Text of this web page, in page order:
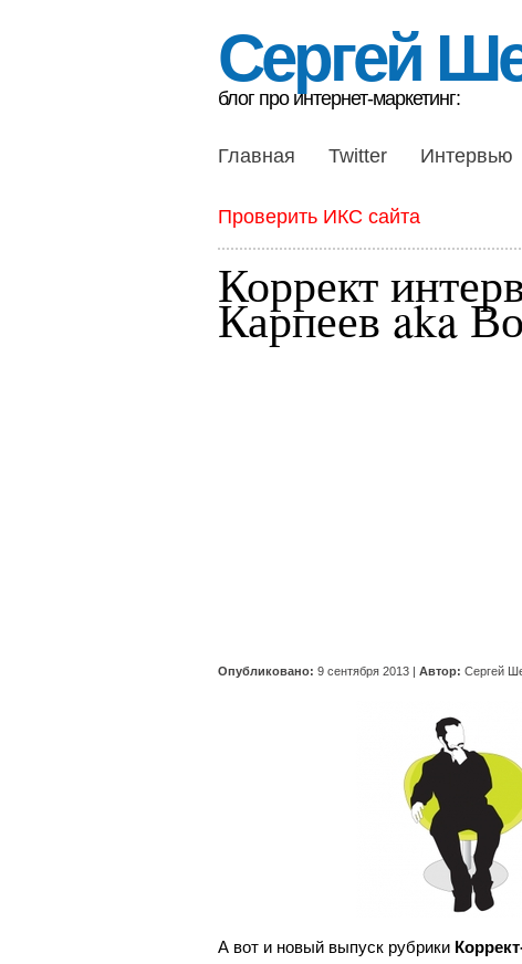
Сергей
блог про интернет-маркетинг:
Главная Twitter Интервью
Проверить ИКС сайта
Коррект
Карпеев aka
Опубликовано: 9 сентября 2013 | Автор: Сергей
А вот и новый выпуск рубрики